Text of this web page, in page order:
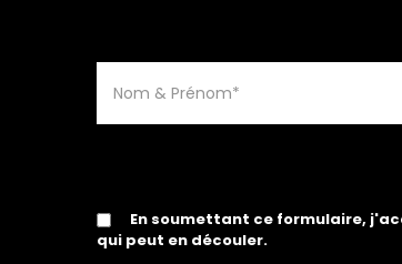
En soumettant ce formulaire,
qui peut en découler.